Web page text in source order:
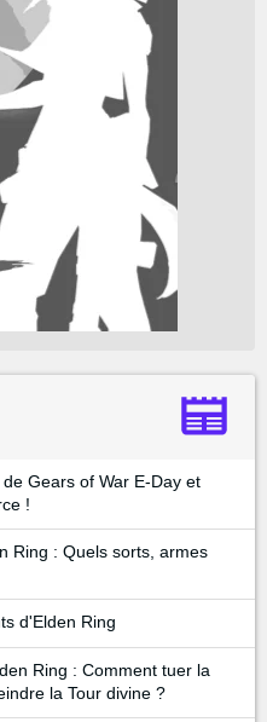
Gears of War E-Day et
!
Ring : Quels sorts, armes
d'Elden Ring
Ring : Comment tuer la
la Tour divine ?